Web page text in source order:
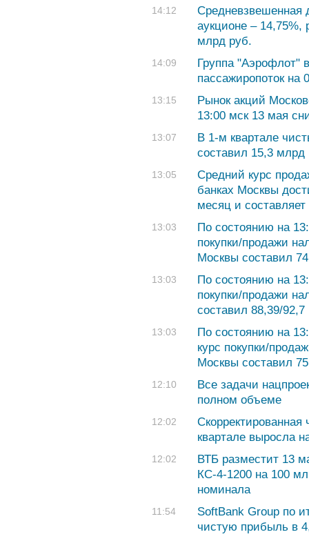
14:12
Средневзвешенная
аукционе –
млрд руб.
14:09
Группа "Аэрофлот"
пассажиропоток на
13:15
Рынок акций
13:00 мск 13 мая
13:07
В 1-м квартале
составил 15,3 млрд
13:05
Средний курс
банках Москвы
месяц и
13:03
По состоянию на
покупки/продажи
Москвы составил
13:03
По состоянию на
покупки/продажи
составил 88,39/92,7
13:03
По состоянию на
курс покупки/
Москвы составил
12:10
Все задачи
полном объеме
12:02
квартале выросла
12:02
ВТБ разместит 13
КС-4-1200 на 100
номинала
11:54
SoftBank Group по
чистую прибыль в